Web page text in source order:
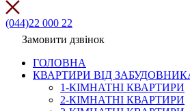
(044)22 000 22
Замовити дзвінок
ГОЛОВНА
КВАРТИРИ ВІД
1-КІМНАТНІ КВАРТИРИ
2-КІМНАТНІ КВАРТИРИ